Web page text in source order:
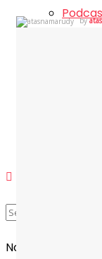
No Result
by